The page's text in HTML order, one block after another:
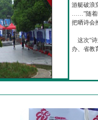
游艇破浪
……”随着
把晒诗会
这次“诗
办、省教